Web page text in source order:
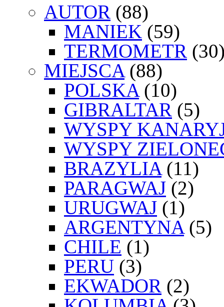
AUTOR (88)
MANIEK (59)
TERMOMETR
MIEJSCA (88)
POLSKA (10)
GIBRALTAR (5)
WYSPY
WYSPY
BRAZYLIA (11)
PARAGWAJ (2)
URUGWAJ (1)
ARGENTYNA (5)
CHILE (1)
PERU (3)
EKWADOR (2)